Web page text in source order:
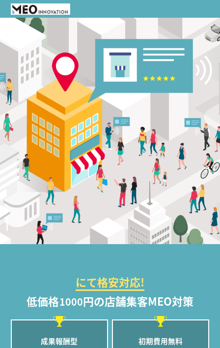
にて格安対応!
低価格1000円の店舗集客MEO対策
成果報酬型 初期費用無料